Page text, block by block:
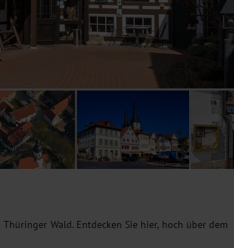
Wald. Entdecken Sie hier, hoch über dem
erfassen wir anonymisierte Daten für
und den Effekt bestimmter Seiten unseres
von Google und Facebook. Durch diese Dienste
kommen. Weitere Hinweise zu der Verarbeitung
jederzeit in den Cookie-Einstellungenwiderrufen.
Inhalte, passend zu Ihren Interessen anzuzeigen.